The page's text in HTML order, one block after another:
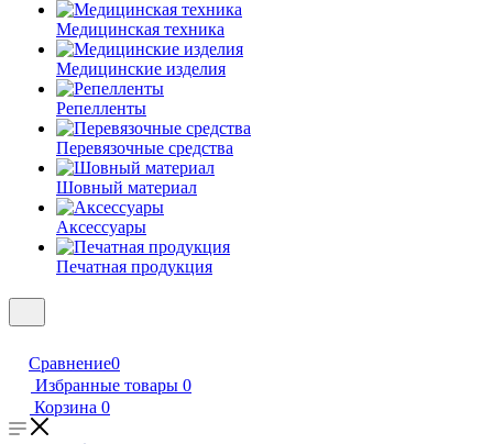
Медицинская техника
Медицинские изделия
Репелленты
Перевязочные средства
Шовный материал
Аксессуары
Печатная продукция
Сравнение0
Избранные товары 0
Корзина 0